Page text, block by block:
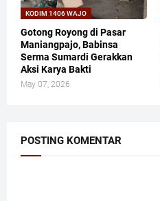
KODIM 1406 WAJO
Gotong Royong di Pasar
Maniangpajo, Babinsa
Serma Sumardi Gerakkan
Aksi Karya Bakti
May 07, 2026
POSTING KOMENTAR